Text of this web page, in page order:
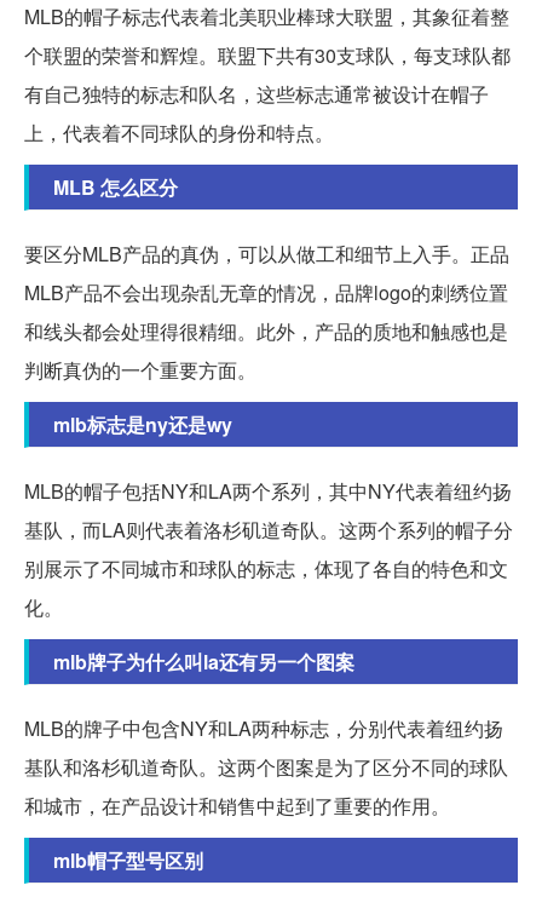
MLB的帽子标志代表着北美职业棒球大联盟，其象征着整
个联盟的荣誉和辉煌。联盟下共有30支球队，每支球队都
有自己独特的标志和队名，这些标志通常被设计在帽子
上，代表着不同球队的身份和特点。
MLB 怎么区分
要区分MLB产品的真伪，可以从做工和细节上入手。正品
MLB产品不会出现杂乱无章的情况，品牌logo的刺绣位置
和线头都会处理得很精细。此外，产品的质地和触感也是
判断真伪的一个重要方面。
mlb标志是ny还是wy
MLB的帽子包括NY和LA两个系列，其中NY代表着纽约扬
基队，而LA则代表着洛杉矶道奇队。这两个系列的帽子分
别展示了不同城市和球队的标志，体现了各自的特色和文
化。
mlb牌子为什么叫la还有另一个图案
MLB的牌子中包含NY和LA两种标志，分别代表着纽约扬
基队和洛杉矶道奇队。这两个图案是为了区分不同的球队
和城市，在产品设计和销售中起到了重要的作用。
mlb帽子型号区别